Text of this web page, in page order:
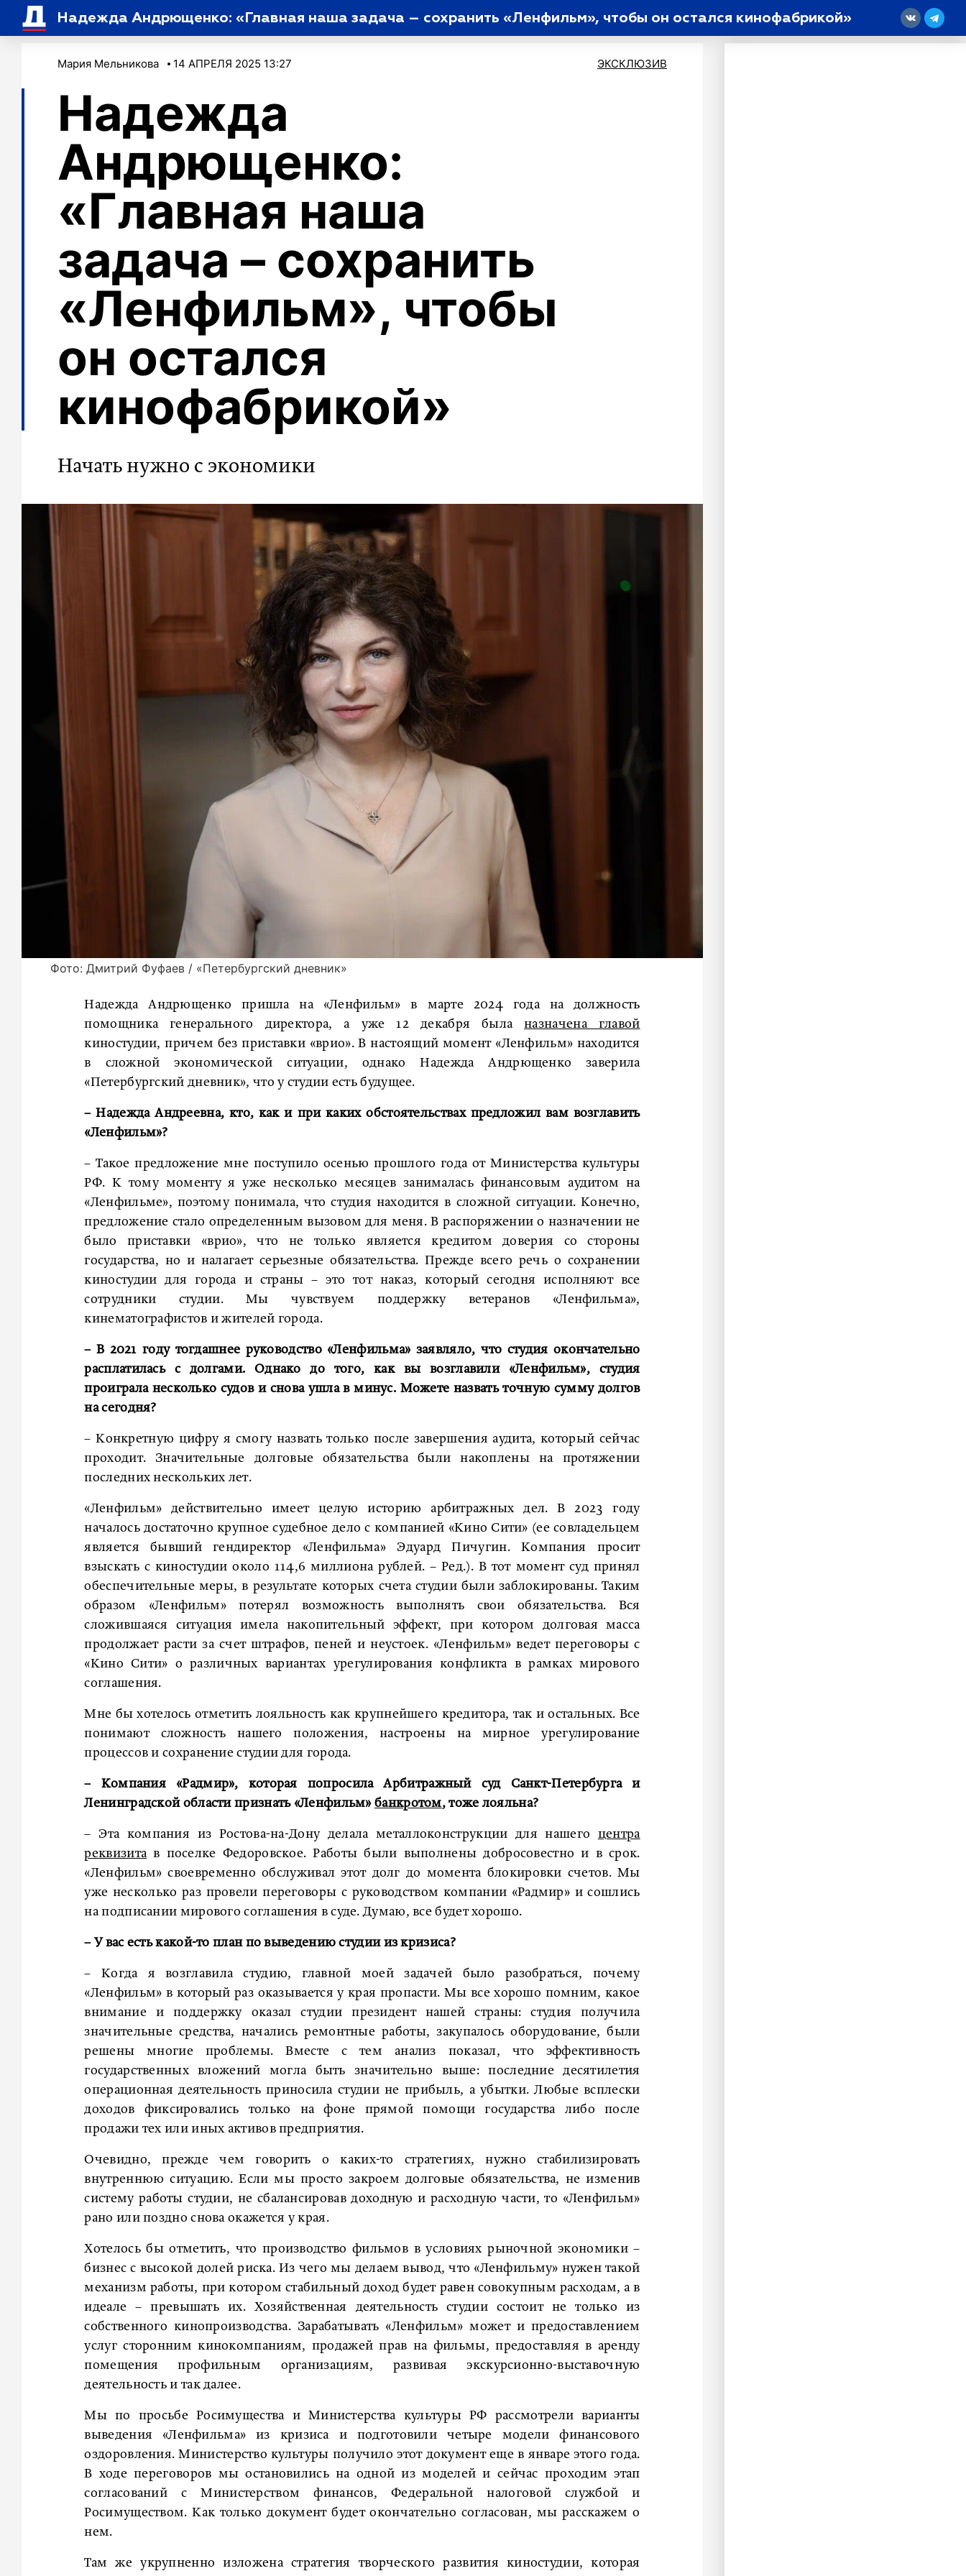
Надежда Андрющенко: «Главная наша задача – сохранить «Ленфильм», чтобы он остался кинофабрикой»
Мария Мельникова 14 АПРЕЛЯ 2025 13:27 ЭКСКЛЮЗИВ
Надежда
Андрющенко:
«Главная наша
задача – сохранить
«Ленфильм», чтобы
он остался
кинофабрикой»
Начать нужно с экономики
Фото: Дмитрий Фуфаев / «Петербургский дневник»
Надежда Андрющенко пришла на «Ленфильм» в марте 2024 года на должность
помощника генерального директора, а уже 12 декабря быланазначена главой
киностудии, причем без приставки «врио». В настоящий момент «Ленфильм» находится
в сложной экономической ситуации, однако Надежда Андрющенко заверила
«Петербургский дневник», что у студии есть будущее.
– Надежда Андреевна, кто, как и при каких обстоятельствах предложил вам возглавить
«Ленфильм»?
– Такое предложение мне поступило осенью прошлого года от Министерства культуры
РФ. К тому моменту я уже несколько месяцев занималась финансовым аудитом на
«Ленфильме», поэтому понимала, что студия находится в сложной ситуации. Конечно,
предложение стало определенным вызовом для меня. В распоряжении о назначении не
было приставки «врио», что не только является кредитом доверия со стороны
государства, но и налагает серьезные обязательства. Прежде всего речь о сохранении
киностудии для города и страны – это тот наказ, который сегодня исполняют все
сотрудники студии. Мы чувствуем поддержку ветеранов «Ленфильма»,
кинематографистов и жителей города.
– В 2021 году тогдашнее руководство «Ленфильма» заявляло, что студия окончательно
расплатилась с долгами. Однако до того, как вы возглавили «Ленфильм», студия
проиграла несколько судов и снова ушла в минус. Можете назвать точную сумму долгов
на сегодня?
– Конкретную цифру я смогу назвать только после завершения аудита, который сейчас
проходит. Значительные долговые обязательства были накоплены на протяжении
последних нескольких лет.
«Ленфильм» действительно имеет целую историю арбитражных дел. В 2023 году
началось достаточно крупное судебное дело с компанией «Кино Сити» (ее совладельцем
является бывший гендиректор «Ленфильма» Эдуард Пичугин. Компания просит
взыскать с киностудии около 114,6 миллиона рублей. – Ред.). В тот момент суд принял
обеспечительные меры, в результате которых счета студии были заблокированы. Таким
образом «Ленфильм» потерял возможность выполнять свои обязательства. Вся
сложившаяся ситуация имела накопительный эффект, при котором долговая масса
продолжает расти за счет штрафов, пеней и неустоек. «Ленфильм» ведет переговоры с
«Кино Сити» о различных вариантах урегулирования конфликта в рамках мирового
соглашения.
Мне бы хотелось отметить лояльность как крупнейшего кредитора, так и остальных. Все
понимают сложность нашего положения, настроены на мирное урегулирование
процессов и сохранение студии для города.
– Компания «Радмир», которая попросила Арбитражный суд Санкт-Петербурга и
Ленинградской области признать «Ленфильм»банкротом, тоже лояльна?
– Эта компания из Ростова-на-Дону делала металлоконструкции для нашего центра
реквизитав поселке Федоровское. Работы были выполнены добросовестно и в срок.
«Ленфильм» своевременно обслуживал этот долг до момента блокировки счетов. Мы
уже несколько раз провели переговоры с руководством компании «Радмир» и сошлись
на подписании мирового соглашения в суде. Думаю, все будет хорошо.
– У вас есть какой-то план по выведению студии из кризиса?
– Когда я возглавила студию, главной моей задачей было разобраться, почему
«Ленфильм» в который раз оказывается у края пропасти. Мы все хорошо помним, какое
внимание и поддержку оказал студии президент нашей страны: студия получила
значительные средства, начались ремонтные работы, закупалось оборудование, были
решены многие проблемы. Вместе с тем анализ показал, что эффективность
государственных вложений могла быть значительно выше: последние десятилетия
операционная деятельность приносила студии не прибыль, а убытки. Любые всплески
доходов фиксировались только на фоне прямой помощи государства либо после
продажи тех или иных активов предприятия.
Очевидно, прежде чем говорить о каких-то стратегиях, нужно стабилизировать
внутреннюю ситуацию. Если мы просто закроем долговые обязательства, не изменив
систему работы студии, не сбалансировав доходную и расходную части, то «Ленфильм»
рано или поздно снова окажется у края.
Хотелось бы отметить, что производство фильмов в условиях рыночной экономики –
бизнес с высокой долей риска. Из чего мы делаем вывод, что «Ленфильму» нужен такой
механизм работы, при котором стабильный доход будет равен совокупным расходам, а в
идеале – превышать их. Хозяйственная деятельность студии состоит не только из
собственного кинопроизводства. Зарабатывать «Ленфильм» может и предоставлением
услуг сторонним кинокомпаниям, продажей прав на фильмы, предоставляя в аренду
помещения профильным организациям, развивая экскурсионно-выставочную
деятельность и так далее.
Мы по просьбе Росимущества и Министерства культуры РФ рассмотрели варианты
выведения «Ленфильма» из кризиса и подготовили четыре модели финансового
оздоровления. Министерство культуры получило этот документ еще в январе этого года.
В ходе переговоров мы остановились на одной из моделей и сейчас проходим этап
согласований с Министерством финансов, Федеральной налоговой службой и
Росимуществом. Как только документ будет окончательно согласован, мы расскажем о
нем.
Там же укрупненно изложена стратегия творческого развития киностудии, которая